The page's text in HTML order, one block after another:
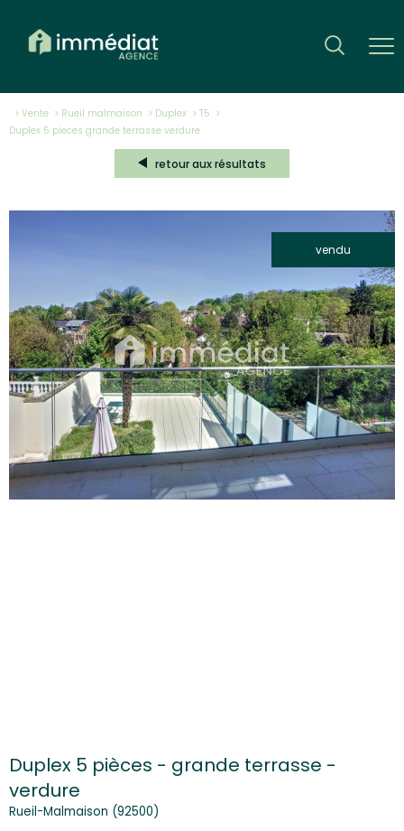
Vente Rueil malmaison Duplex
T5
duplex 5 pieces grande terrasse verdure
retour aux résultats
vendu
Duplex 5 pièces - grande terrasse -
verdure
Rueil-Malmaison (92500)